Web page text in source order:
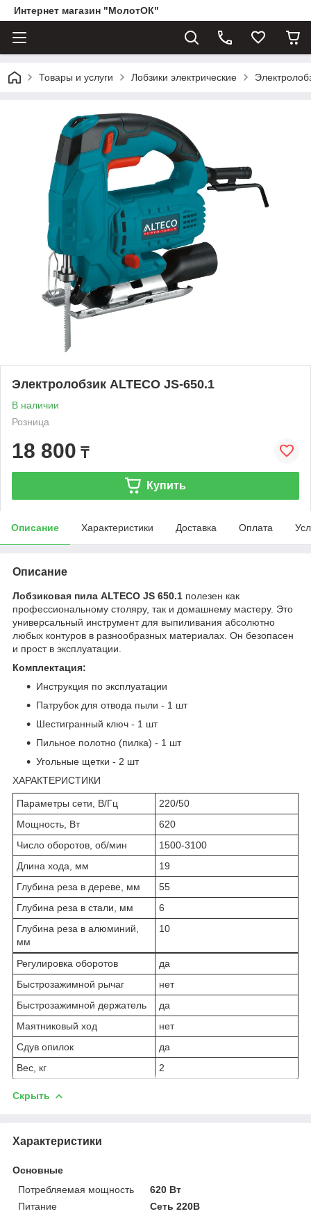
Интернет магазин "МолотОК"
Товары и услуги Лобзики электрические
Электролобзик ALTECO JS-650.1
В наличии
Розница
18 800 ₸
Купить
Описание Характеристики Доставка Оплата
Описание
Лобзиковая пила ALTECO JS 650.1 ​ полезен как
профессиональному столяру, так и домашнему мастеру. Это
универсальный инструмент для выпиливания абсолютно
любых контуров в разнообразных материалах. Он безопасен
и прост в эксплуатации.
Комплектация:
Инструкция по эксплуатации
Патрубок для отвода пыли - 1 шт
Шестигранный ключ - 1 шт
Пильное полотно (пилка) - 1 шт
Угольные щетки - 2 шт
ХАРАКТЕРИСТИКИ
Параметры сети, В/Гц
220/50
Мощность, Вт
620
Число оборотов, об/мин
1500-3100
Длина хода, мм
19
Глубина реза в дереве, мм
55
Глубина реза в стали, мм
6
Глубина реза в алюминий,
мм
10
Регулировка оборотов
да
Быстрозажимной рычаг
нет
Быстрозажимной держатель
да
Маятниковый ход
нет
Сдув опилок
да
Вес, кг
2
Скрыть
Характеристики
Основные
Потребляемая мощность
620 Вт
Питание
Сеть 220В